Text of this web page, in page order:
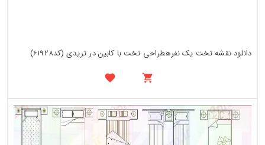
دانلود نقشه تخت یک نفرهطراحی تخت با کابین در تریدی (کد61928)